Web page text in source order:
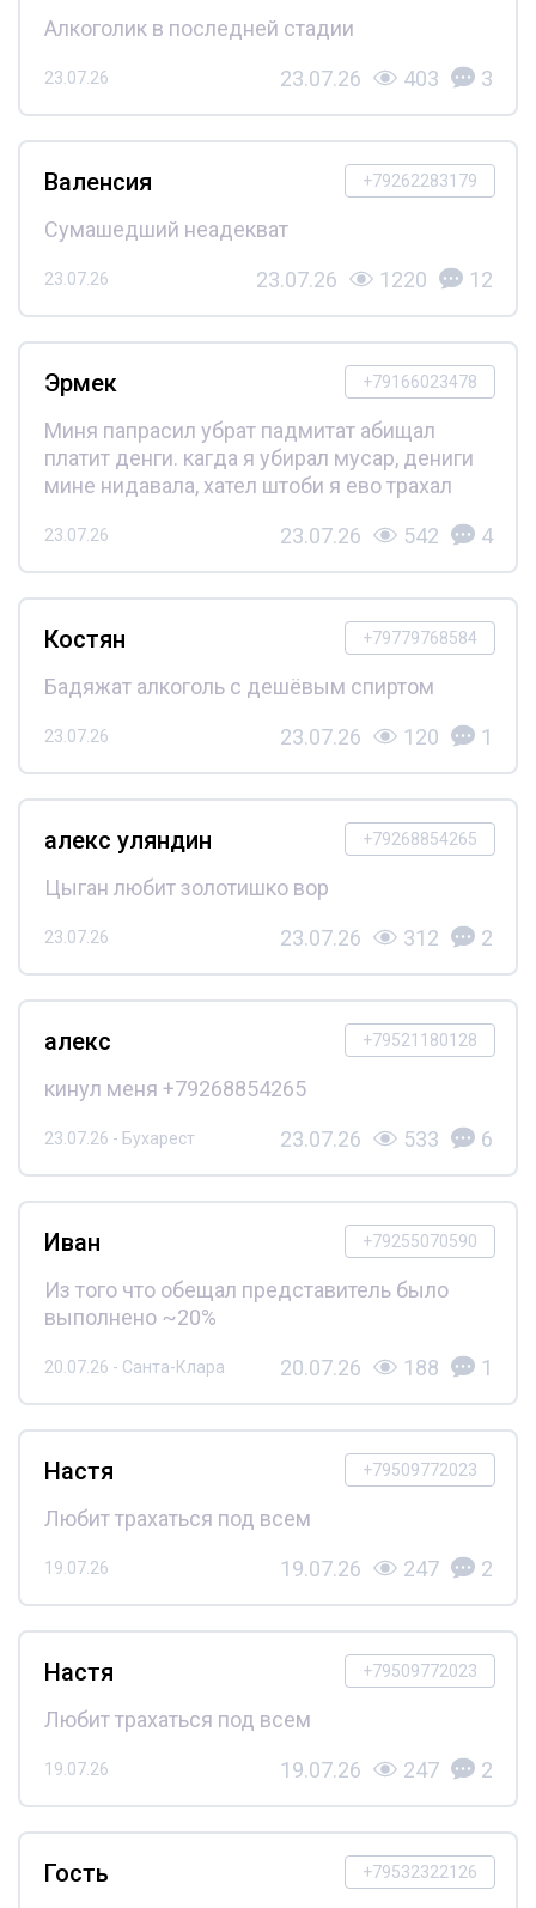
Алкоголик в последней стадии
23.07.26 23.07.26 403 3
+79262283179
Валенсия
Сумашедший неадекват
23.07.26 23.07.26 1220 12
+79166023478
Эрмек
Миня папрасил убрат падмитат абищал
платит денги. кагда я убирал мусар, дениги
мине нидавала, хател штоби я ево трахал
23.07.26 23.07.26 542 4
+79779768584
Костян
Бадяжат алкоголь с дешёвым спиртом
23.07.26 23.07.26 120 1
+79268854265
алекс уляндин
Цыган любит золотишко вор
23.07.26 23.07.26 312 2
+79521180128
алекс
кинул меня +79268854265
23.07.26 - Бухарест 23.07.26 533 6
+79255070590
Иван
Из того что обещал представитель было
выполнено ~20%
20.07.26 - Санта-Клара 20.07.26 188 1
+79509772023
Настя
Любит трахаться под всем
19.07.26 19.07.26 247 2
+79509772023
Настя
Любит трахаться под всем
19.07.26 19.07.26 247 2
+79532322126
Гость